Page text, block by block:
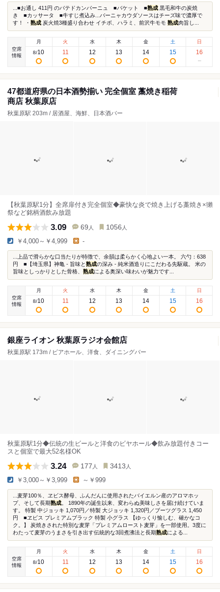
...■お通し 411円 のパテドカンパーニュ ■バケット ■熟成 黒毛和牛の炭焼
き ■カッサータ ■牛すじ煮込み...バーニャカウダソースはチーズ味で濃厚で
す！ ・ 熟成 炭火焼3種盛り合わせ イチボ、ハラミ、前沢牛モモ 熟成肉旨し...
空席
情報
月
8/10
火
11
水
12
木
13
金
14
土
15
日
16
47都道府県の日本酒勢揃い 完全個室 藁焼き稲荷
商店 秋葉原店
秋葉原駅 203m / 居酒屋、海鮮、日本酒バー
【秋葉原駅1分】全席扉付き完全個室◆豪快な炎で焼き上げる藁焼き×獺
祭など銘柄酒飲み放題
3.09 69 人 1056 人
￥4,000～￥4,999 -
...上品で滑らかな口当たりが特徴で、余韻は柔らかく心地よい一本。 六勺：638
円 ■【埼玉県】神亀 - 旨味と熟成の深み - 純米酒造りにこだわる先駆蔵。 米の
旨味としっかりとした骨格、 熟成による奥深い味わいが魅力です...
空席
情報
月
8/10
火
11
水
12
木
13
金
14
土
15
日
16
銀座ライオン 秋葉原ラジオ会館店
秋葉原駅 173m / ビアホール、洋食、ダイニングバー
秋葉原駅1分◆伝統の生ビールと洋食のビヤホール◆飲み放題付きコー
スと個室で最大52名様OK
3.24 177 人 3413 人
￥3,000～￥3,999 ～￥999
...麦芽100％、ヱビス酵母、ふんだんに使用されたバイエルン産のアロマホッ
プ、そして長期熟成 。 1890年の誕生以来、変わらぬ美味しさを届け続けていま
す。 特製 中ジョッキ 1,070円／特製 大ジョッキ 1,320円／ブーツグラス 1,450
円 ■ヱビス プレミアムブラック 特製 小グラス 【ゆっくり愉しむ、確かなコ
ク。】 炭焼きされた特別な麦芽「プレミアムロースト麦芽」を一部使用。3度に
わたって麦芽のうまさを引き出す伝統的な3回煮沸法と長期熟成による...
空席
情報
月
8/10
火
11
水
12
木
13
金
14
土
15
日
16